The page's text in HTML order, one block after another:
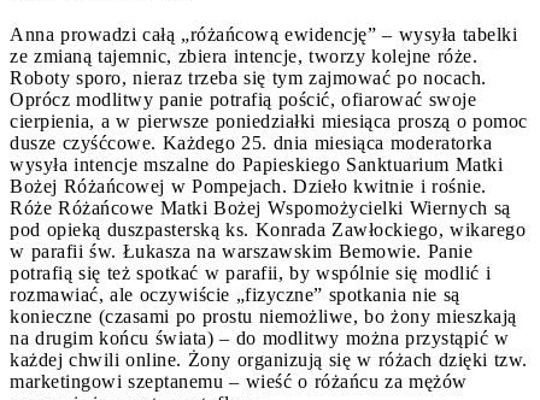
Anna prowadzi całą „różańcową ewidencję” – wysyła tabelki
ze zmianą tajemnic, zbiera intencje, tworzy kolejne róże.
Roboty sporo, nieraz trzeba się tym zajmować po nocach.
Oprócz modlitwy panie potrafią pościć, ofiarować swoje
cierpienia, a w pierwsze poniedziałki miesiąca proszą o pomoc
dusze czyśćcowe. Każdego 25. dnia miesiąca moderatorka
wysyła intencje mszalne do Papieskiego Sanktuarium Matki
Bożej Różańcowej w Pompejach. Dzieło kwitnie i rośnie.
Róże Różańcowe Matki Bożej Wspomożycielki Wiernych są
pod opieką duszpasterską ks. Konrada Zawłockiego, wikarego
w parafii św. Łukasza na warszawskim Bemowie. Panie
potrafią się też spotkać w parafii, by wspólnie się modlić i
rozmawiać, ale oczywiście „fizyczne” spotkania nie są
konieczne (czasami po prostu niemożliwe, bo żony mieszkają
na drugim końcu świata) – do modlitwy można przystąpić w
każdej chwili online. Żony organizują się w różach dzięki tzw.
marketingowi szeptanemu – wieść o różańcu za mężów